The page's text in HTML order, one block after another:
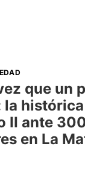
que un
II ante
en La